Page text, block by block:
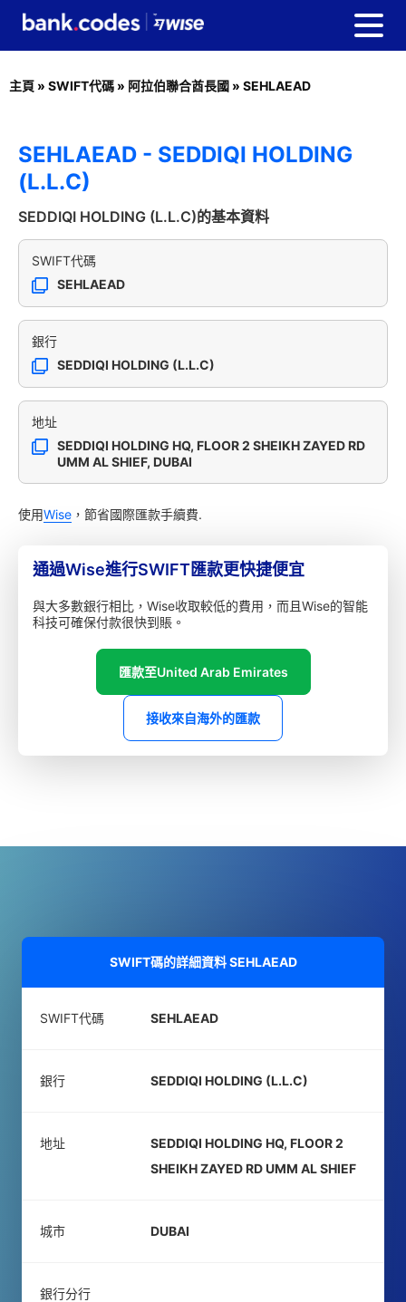
主頁 » SWIFT代碼 » 阿拉伯聯合酋長國 » SEHLAEAD
SEHLAEAD - SEDDIQI HOLDING
(L.L.C)
SEDDIQI HOLDING (L.L.C)的基本資料
SWIFT代碼
SEHLAEAD
銀行
SEDDIQI HOLDING (L.L.C)
地址
SEDDIQI HOLDING HQ, FLOOR 2 SHEIKH ZAYED RD
UMM AL SHIEF, DUBAI
使用Wise ，節省國際匯款手續費.
通過Wise進行SWIFT匯款更快捷便宜
與大多數銀行相比，Wise收取較低的費用，而且Wise的智能
科技可確保付款很快到賬。
匯款至United Arab Emirates
接收來自海外的匯款
SWIFT碼的詳細資料SEHLAEAD
SWIFT代碼 SEHLAEAD
銀行 SEDDIQI HOLDING (L.L.C)
地址
SEDDIQI HOLDING HQ, FLOOR 2
SHEIKH ZAYED RD UMM AL SHIEF
城市 DUBAI
銀行分行